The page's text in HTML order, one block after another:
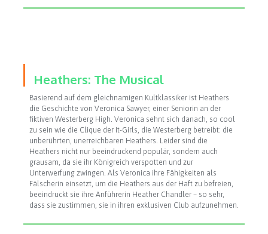
Heathers: The Musical
Basierend auf dem gleichnamigen Kultklassiker ist Heathers
die Geschichte von Veronica Sawyer, einer Seniorin an der
fiktiven Westerberg High. Veronica sehnt sich danach, so cool
zu sein wie die Clique der It-Girls, die Westerberg betreibt: die
unberührten, unerreichbaren Heathers. Leider sind die
Heathers nicht nur beeindruckend populär, sondern auch
grausam, da sie ihr Königreich verspotten und zur
Unterwerfung zwingen. Als Veronica ihre Fähigkeiten als
Fälscherin einsetzt, um die Heathers aus der Haft zu befreien,
beeindruckt sie ihre Anführerin Heather Chandler – so sehr,
dass sie zustimmen, sie in ihren exklusiven Club aufzunehmen.